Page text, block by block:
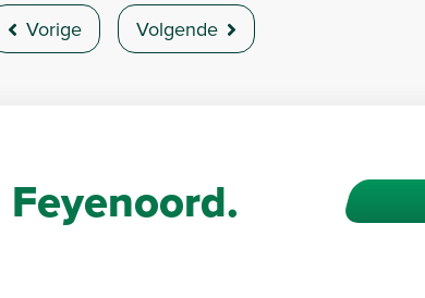
Vorige Volgende
Feyenoord.